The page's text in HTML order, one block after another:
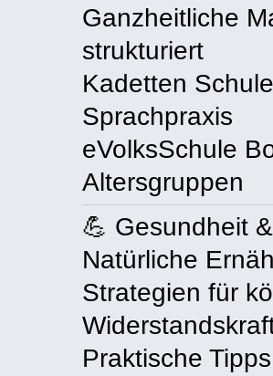
Ganzheitliche
strukturiert
Kadetten
Sprachpraxis
eVolksSchule
Altersgruppen
💪 Gesundheit
Natürliche
Strategien für
Praktische